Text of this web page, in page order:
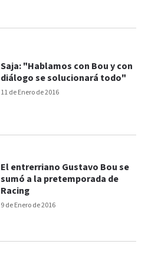
11 de Enero de 2016
Saja: "Hablamos con Bou y con
diálogo se solucionará todo"
9 de Enero de 2016
El entrerriano Gustavo Bou se
sumó a la pretemporada de
Racing